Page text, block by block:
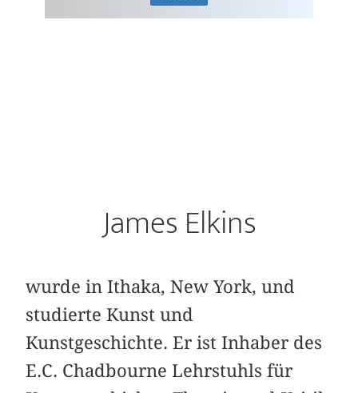
James Elkins
wurde in Ithaka, New York, und
studierte Kunst und
Kunstgeschichte. Er ist Inhaber des
E.C. Chadbourne Lehrstuhls für